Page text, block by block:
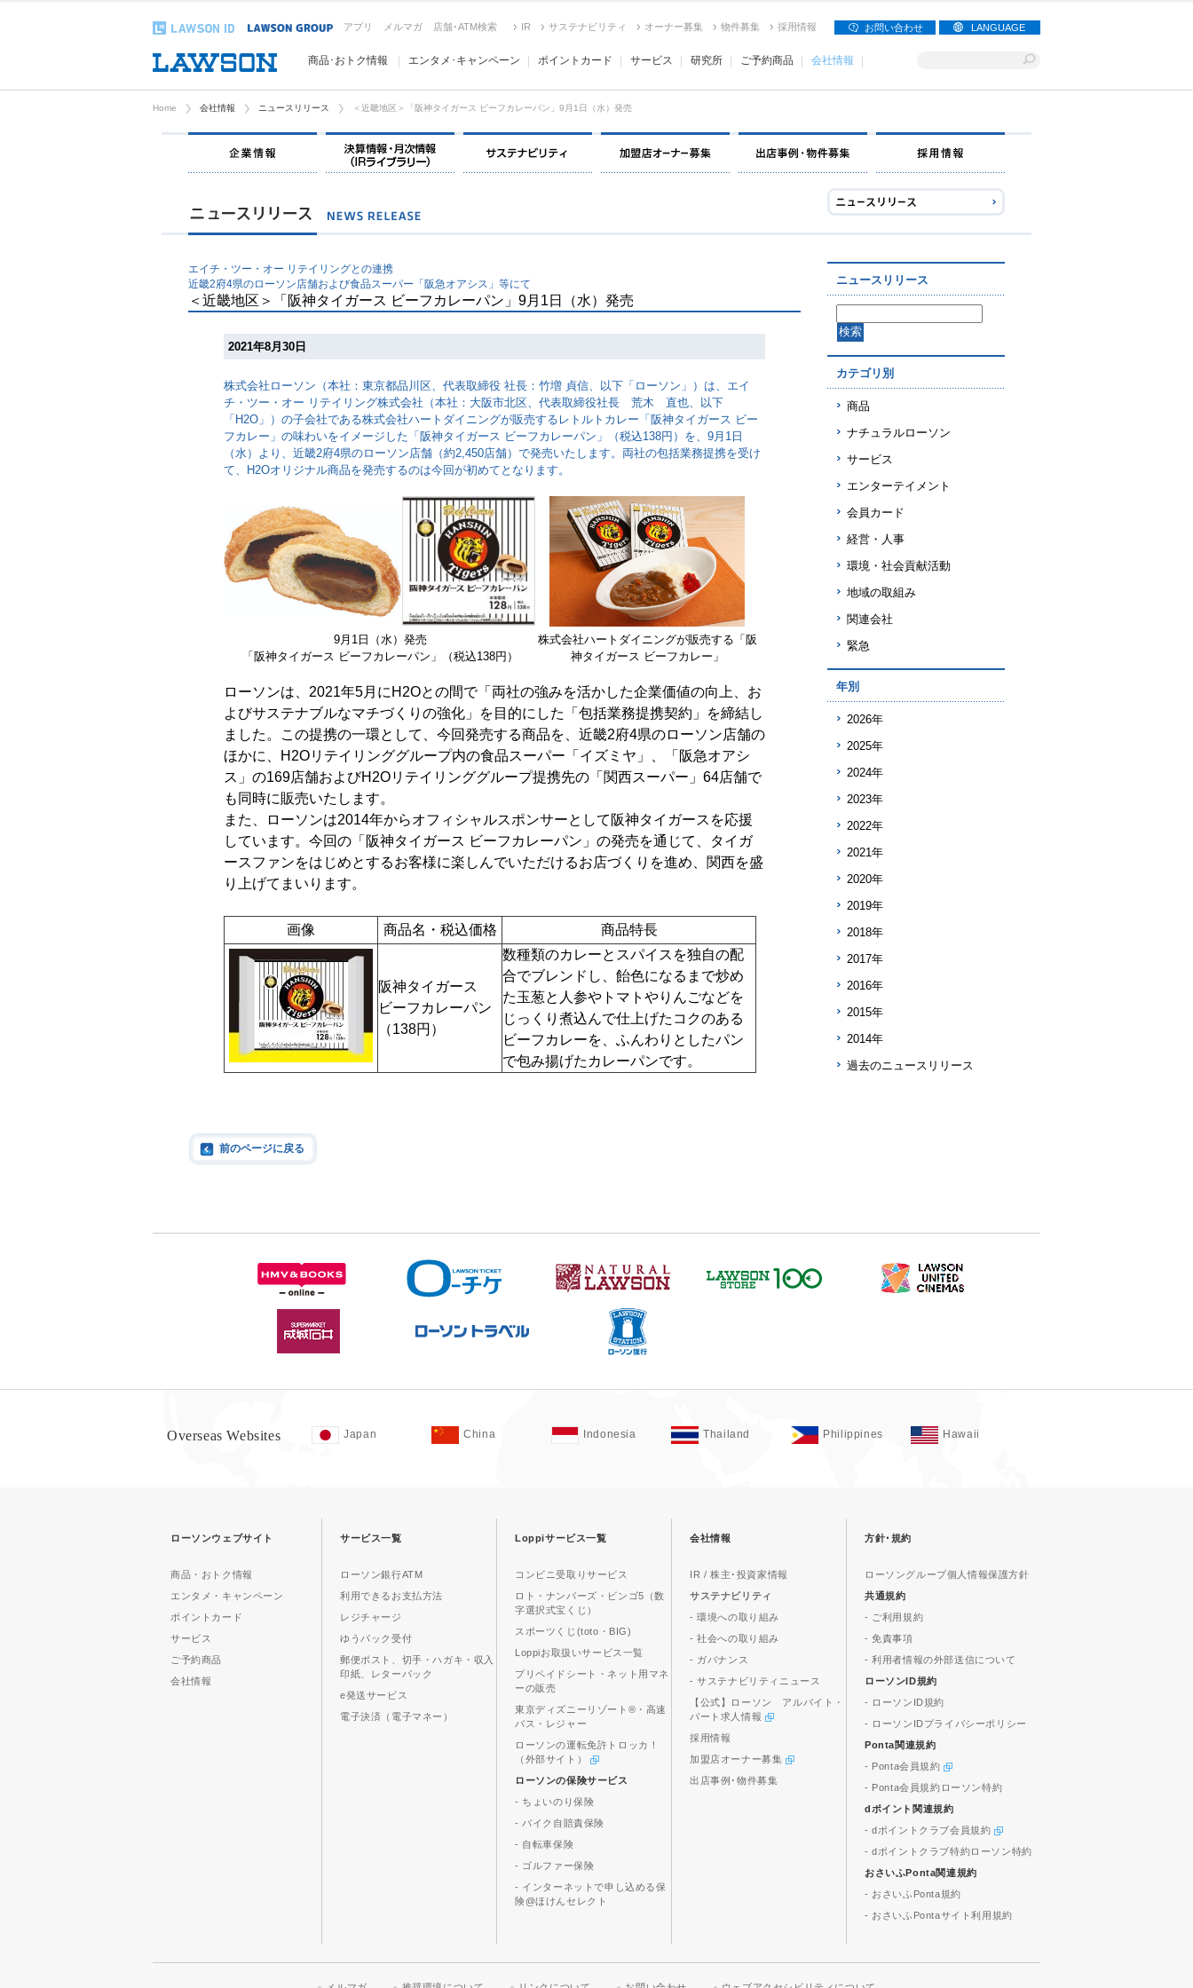
アプリ メルマガ 店舗･ATM検索 IR サステナビリティ オーナー募集 物件募集 採用情報 お問い合わせ LANGUAGE
商品･おトク情報 エンタメ･キャンペーン ポイントカード サービス 研究所 ご予約商品 会社情報
Home 会社情報 ニュースリリース ＜近畿地区＞「阪神タイガース ビーフカレーパン」9月1日（水）発売
企業情報
エイチ・ツー・オー リテイリングとの連携
近畿2府4県のローソン店舗および食品スーパー「阪急オアシス」等にて
＜近畿地区＞「阪神タイガース ビーフカレーパン」9月1日（水）発売
2021年8月30日
株式会社ローソン（本社：東京都品川区、代表取締役 社長：竹増 貞信、以下「ローソン」）は、エイ
チ・ツー・オー リテイリング株式会社（本社：大阪市北区、代表取締役社長 荒木 直也、以下
「H2O」）の子会社である株式会社ハートダイニングが販売するレトルトカレー「阪神タイガース ビー
フカレー」の味わいをイメージした「阪神タイガース ビーフカレーパン」（税込138円）を、9月1日
（水）より、近畿2府4県のローソン店舗（約2,450店舗）で発売いたします。両社の包括業務提携を受け
て、H2Oオリジナル商品を発売するのは今回が初めてとなります。
9月1日（水）発売
「阪神タイガース ビーフカレーパン」（税込138円）
株式会社ハートダイニングが販売する 「阪
神タイガース ビーフカレー」
ローソンは、2021年5月にH2Oとの間で「両社の強みを活かした企業価値の向上、お
よびサステナブルなマチづくりの強化」を目的にした「包括業務提携契約」を締結し
ました。この提携の一環として、今回発売する商品を、近畿2府4県のローソン店舗の
ほかに、H2Oリテイリンググループ内の食品スーパー「イズミヤ」、「阪急オアシ
ス」の169店舗およびH2Oリテイリンググループ提携先の「関西スーパー」64店舗で
も同時に販売いたします。
また、ローソンは2014年からオフィシャルスポンサーとして阪神タイガースを応援
しています。今回の「阪神タイガース ビーフカレーパン」の発売を通じて、タイガ
ースファンをはじめとするお客様に楽しんでいただけるお店づくりを進め、関西を盛
り上げてまいります。
画像 商品名・税込価格 商品特長
阪神タイガース
ビーフカレーパン
（138円）
数種類のカレーとスパイスを独自の配
合でブレンドし、飴色になるまで炒め
た玉葱と人参やトマトやりんごなどを
じっくり煮込んで仕上げたコクのある
ビーフカレーを、ふんわりとしたパン
で包み揚げたカレーパンです。
前のページに戻る
ニュースリリース
カテゴリ別
商品
ナチュラルローソン
サービス
エンターテイメント
会員カード
経営・人事
環境・社会貢献活動
地域の取組み
関連会社
緊急
年別
2026年
2025年
2024年
2023年
2022年
2021年
2020年
2019年
2018年
2017年
2016年
2015年
2014年
過去のニュースリリース
Overseas Websites Japan China Indonesia Thailand Philippines Hawaii
ローソンウェブサイト
商品・おトク情報
エンタメ・キャンペーン
ポイントカード
サービス
ご予約商品
会社情報
サービス一覧
ローソン銀行ATM
利用できるお支払方法
レジチャージ
ゆうパック受付
郵便ポスト、切手・ハガキ・収入
印紙、レターパック
e発送サービス
電子決済（電子マネー）
Loppiサービス一覧
コンビニ受取りサービス
ロト・ナンバーズ・ビンゴ5（数
字選択式宝くじ）
スポーツくじ(toto・BIG)
Loppiお取扱いサービス一覧
プリペイドシート・ネット用マネ
ーの販売
東京ディズニーリゾート®・高速
バス・レジャー
ローソンの運転免許トロッカ！
（外部サイト）
ローソンの保険サービス
- ちょいのり保険
- バイク自賠責保険
- 自転車保険
- ゴルファー保険
- インターネットで申し込める保
険@ほけんセレクト
会社情報
IR / 株主･投資家情報
サステナビリティ
- 環境への取り組み
- 社会への取り組み
- ガバナンス
- サステナビリティニュース
【公式】ローソン アルバイト・
パート求人情報
採用情報
加盟店オーナー募集
出店事例･物件募集
方針･規約
ローソングループ個人情報保護方針
共通規約
- ご利用規約
- 免責事項
- 利用者情報の外部送信について
ローソンID規約
- ローソンID規約
- ローソンIDプライバシーポリシー
Ponta関連規約
- Ponta会員規約
- Ponta会員規約ローソン特約
dポイント関連規約
- dポイントクラブ会員規約
- dポイントクラブ特約ローソン特約
おさいふPonta関連規約
- おさいふPonta規約
- おさいふPontaサイト利用規約